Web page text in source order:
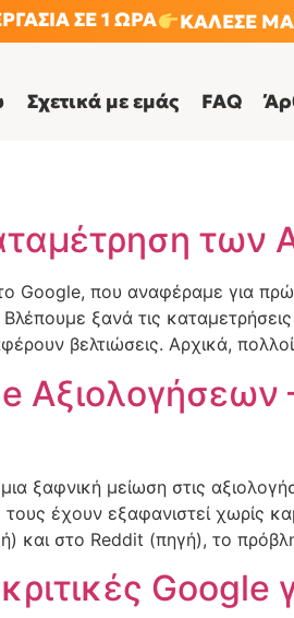
ΣΕ 1 ΩΡΑ ΚΑΛΕΣΕ
Σχετικά με εμάς FAQ
των
Google, που αναφέραμε για
ξανά τις
βελτιώσεις. Αρχικά,
ξαφνική μείωση στις
έχουν εξαφανιστεί χωρίς
στο Reddit (πηγή), το
Google